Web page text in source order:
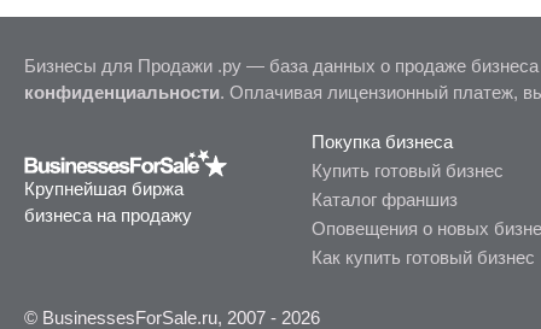
Бизнесы для Продажи .ру — база данных о продаже
конфиденциальности. Оплачивая лицензионный платеж,
Крупнейшая биржа
бизнеса на продажу
Покупка бизнеса
Купить готовый бизнес
Каталог франшиз
Оповещения о новых
Как купить готовый бизнес
© BusinessesForSale.ru, 2007 - 2026